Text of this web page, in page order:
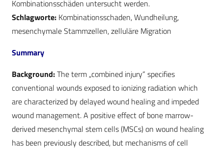
Kombinationsschäden untersucht werden.
Schlagworte: Kombinationsschaden, Wundheilung,
mesenchymale Stammzellen, zelluläre Migration
Summary
Background:The term „combined injury“ specifies
conventional wounds exposed to ionizing radiation which
are characterized by delayed wound healing and impeded
wound management. A positive effect of bone marrow-
derived mesenchymal stem cells (MSCs) on wound healing
has been previously described, but mechanisms of cell